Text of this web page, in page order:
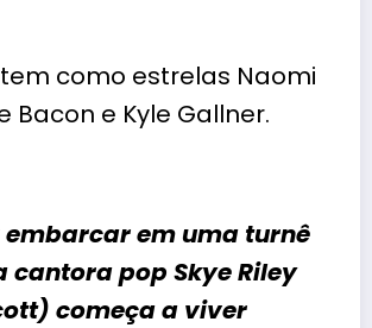
tem como estrelas Naomi
Bacon e Kyle Gallner.
embarcar em uma turnê
cantora pop Skye Riley
começa a viver